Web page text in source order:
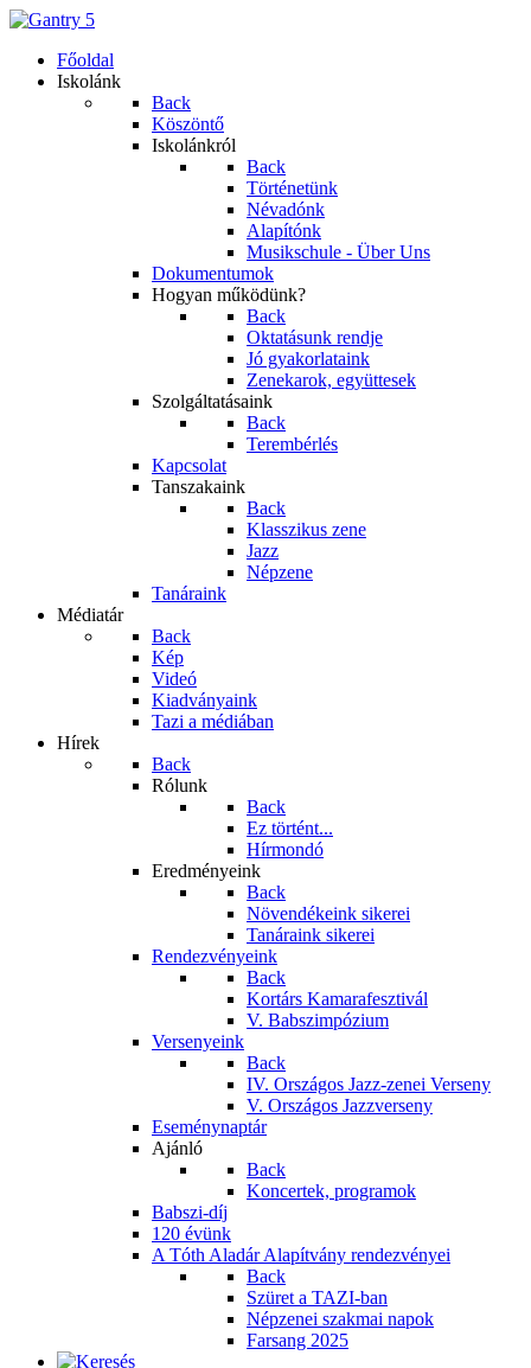
Főoldal
Iskolánk
Back
Köszöntő
Iskolánkról
Back
Történetünk
Névadónk
Alapítónk
Musikschule - Über Uns
Dokumentumok
Hogyan működünk?
Back
Oktatásunk rendje
Jó gyakorlataink
Zenekarok, együttesek
Szolgáltatásaink
Back
Terembérlés
Kapcsolat
Tanszakaink
Back
Klasszikus zene
Jazz
Népzene
Tanáraink
Médiatár
Back
Kép
Videó
Kiadványaink
Tazi a médiában
Hírek
Back
Rólunk
Back
Ez történt...
Hírmondó
Eredményeink
Back
Növendékeink sikerei
Tanáraink sikerei
Rendezvényeink
Back
Kortárs Kamarafesztivál
V. Babszimpózium
Versenyeink
Back
IV. Országos Jazz-zenei Verseny
V. Országos Jazzverseny
Eseménynaptár
Ajánló
Back
Koncertek, programok
Babszi-díj
120 évünk
A Tóth Aladár Alapítvány rendezvényei
Back
Szüret a TAZI-ban
Népzenei szakmai napok
Farsang 2025